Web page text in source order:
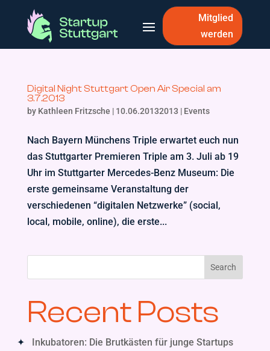
Mitglied
werden
Digital Night Stuttgart Open Air Special am
3.7.2013
by Kathleen Fritzsche | 10.06.20132013 | Events
Nach Bayern Münchens Triple erwartet euch nun
das Stuttgarter Premieren Triple am 3. Juli ab 19
Uhr im Stuttgarter Mercedes-Benz Museum: Die
erste gemeinsame Veranstaltung der
verschiedenen “digitalen Netzwerke” (social,
local, mobile, online), die erste...
Search
Recent Posts
Inkubatoren: Die Brutkästen für junge Startups